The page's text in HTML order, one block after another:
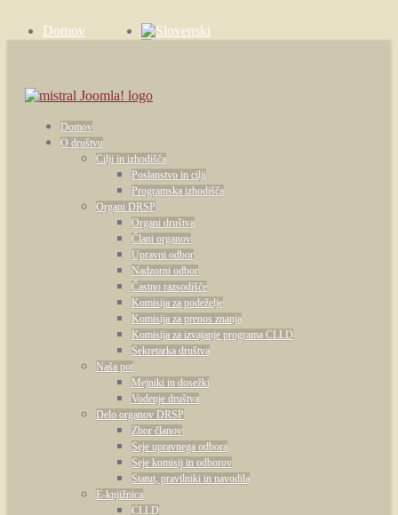
Domov
Domov
O društvu
Cilji in izhodišča
Poslanstvo in cilji
Programska izhodišča
Organi DRSP
Organi društva
Člani organov
Upravni odbor
Nadzorni odbor
Častno razsodišče
Komisija za podeželje
Komisija za prenos znanja
Komisija za izvajanje programa CLLD
Sekretarka društva
Naša pot
Mejniki in dosežki
Vodenje društva
Delo organov DRSP
Zbor članov
Seje upravnega odbora
Seje komisij in odborov
Statut, pravilniki in navodila
E-knjižnica
CLLD